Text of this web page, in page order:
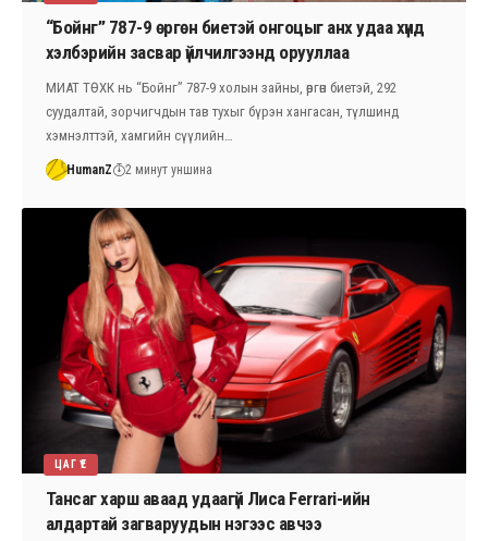
“Бойнг” 787-9 өргөн биетэй онгоцыг анх удаа хүнд
хэлбэрийн засвар үйлчилгээнд орууллаа
МИАТ ТӨХК нь “Бойнг” 787-9 холын зайны, өргөн биетэй, 292
суудалтай, зорчигчдын тав тухыг бүрэн хангасан, түлшинд
хэмнэлттэй, хамгийн сүүлийн…
HumanZ 2 минут уншина
ЦАГ ҮЕ
Тансаг харш аваад удаагүй Лиса Ferrari-ийн
алдартай загваруудын нэгээс авчээ